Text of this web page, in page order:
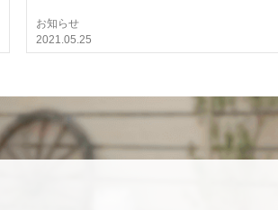
お知らせ
2021.05.25